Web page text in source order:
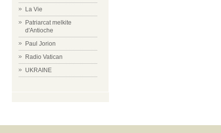
La Vie
Patriarcat melkite
d'Antioche
Paul Jorion
Radio Vatican
UKRAINE